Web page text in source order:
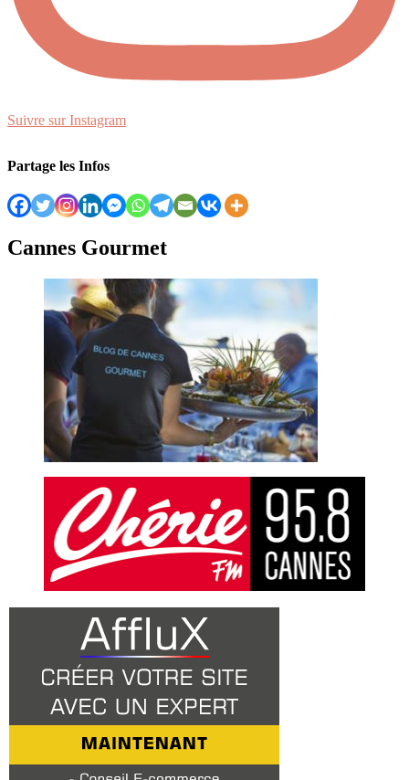
Suivre sur Instagram
Partage les Infos
Cannes Gourmet